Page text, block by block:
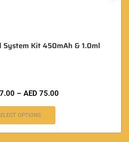
System Kit 450mAh & 1.0ml
– AED 75.00
OPTIONS